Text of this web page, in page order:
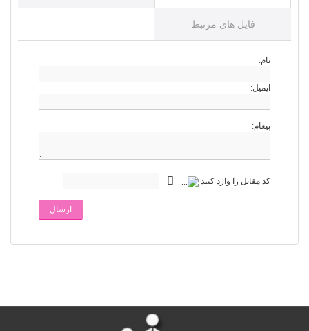
فایل های مرتبط
نام:
ایمیل:
پیغام:
کد مقابل را وارد کنید
ارسال